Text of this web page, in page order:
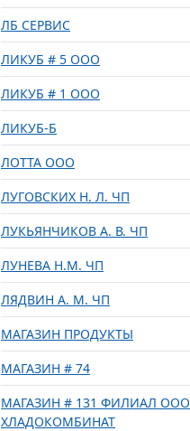
ЛБ СЕРВИС
ЛИКУБ # 5 ООО
ЛИКУБ # 1 ООО
ЛИКУБ-Б
ЛОТТА ООО
ЛУГОВСКИХ Н. Л. ЧП
ЛУКЬЯНЧИКОВ А. В. ЧП
ЛУНЕВА Н.М. ЧП
ЛЯДВИН А. М. ЧП
МАГАЗИН ПРОДУКТЫ
МАГАЗИН # 74
МАГАЗИН # 131 ФИЛИАЛ ООО
ХЛАДОКОМБИНАТ